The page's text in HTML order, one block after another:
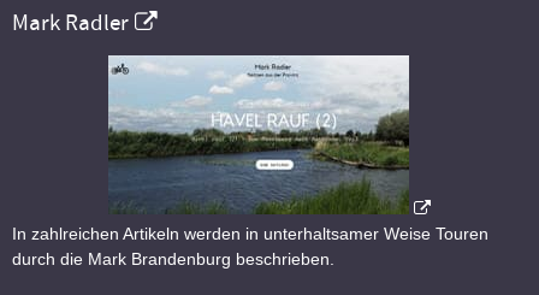
Mark Radler
In zahlreichen Artikeln werden in unterhaltsamer Weise Touren
durch die Mark Brandenburg beschrieben.